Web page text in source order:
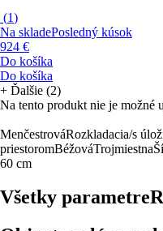
(1)
Na skladePosledný kúsok
924 €
Do košíka
Do košíka
+ Ďalšie (2)
Na tento produkt nie je
MenčestrováRozkladacia/s
priestoromBéžováTrojmiestna
60 cm
Všetky parametre